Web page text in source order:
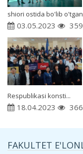
shiori ostida bo'lib
03.05.2023
Respublikasi konsti...
18.04.2023
FAKULTET